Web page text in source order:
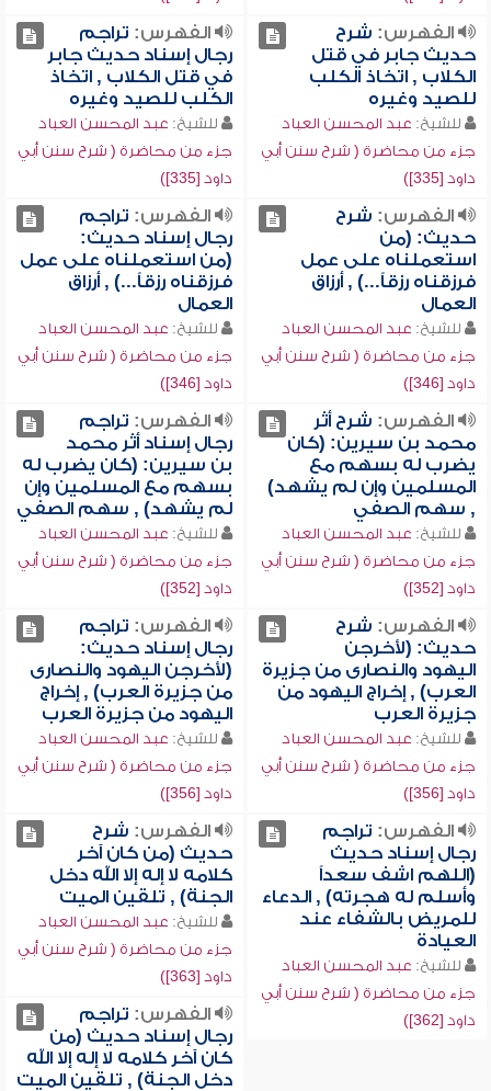
الفهرس: شرح
حديث جابر في قتل
الكلاب , اتخاذ الكلب
للصيد وغيره
للشيخ: عبد المحسن العباد
جزء من محاضرة ( شرح سنن أبي
داود [335])
الفهرس: تراجم
رجال إسناد حديث جابر
في قتل الكلاب , اتخاذ
الكلب للصيد وغيره
للشيخ: عبد المحسن العباد
جزء من محاضرة ( شرح سنن أبي
داود [335])
الفهرس: شرح
حديث: (من
استعملناه على عمل
فرزقناه رزقاً...) , أرزاق
العمال
للشيخ: عبد المحسن العباد
جزء من محاضرة ( شرح سنن أبي
داود [346])
الفهرس: تراجم
رجال إسناد حديث:
(من استعملناه على عمل
فرزقناه رزقاً...) , أرزاق
العمال
للشيخ: عبد المحسن العباد
جزء من محاضرة ( شرح سنن أبي
داود [346])
الفهرس: شرح أثر
محمد بن سيرين: (كان
يضرب له بسهم مع
المسلمين وإن لم يشهد)
, سهم الصفي
للشيخ: عبد المحسن العباد
جزء من محاضرة ( شرح سنن أبي
داود [352])
الفهرس: تراجم
رجال إسناد أثر محمد
بن سيرين: (كان يضرب له
بسهم مع المسلمين وإن
لم يشهد) , سهم الصفي
للشيخ: عبد المحسن العباد
جزء من محاضرة ( شرح سنن أبي
داود [352])
الفهرس: شرح
حديث: (لأخرجن
اليهود والنصارى من جزيرة
العرب) , إخراج اليهود من
جزيرة العرب
للشيخ: عبد المحسن العباد
جزء من محاضرة ( شرح سنن أبي
داود [356])
الفهرس: تراجم
رجال إسناد حديث:
(لأخرجن اليهود والنصارى
من جزيرة العرب) , إخراج
اليهود من جزيرة العرب
للشيخ: عبد المحسن العباد
جزء من محاضرة ( شرح سنن أبي
داود [356])
الفهرس: تراجم
رجال إسناد حديث
(اللهم اشف سعداً
وأسلم له هجرته) , الدعاء
للمريض بالشفاء عند
العيادة
للشيخ: عبد المحسن العباد
جزء من محاضرة ( شرح سنن أبي
داود [362])
الفهرس: شرح
حديث (من كان آخر
كلامه لا إله إلا الله دخل
الجنة) , تلقين الميت
للشيخ: عبد المحسن العباد
جزء من محاضرة ( شرح سنن أبي
داود [363])
الفهرس: تراجم
رجال إسناد حديث (من
كان آخر كلامه لا إله إلا الله
دخل الجنة) , تلقين الميت